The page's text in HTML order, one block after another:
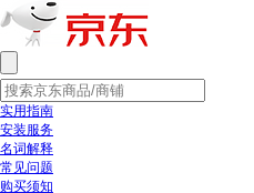
实用指南
安装服务
名词解释
常见问题
购买须知